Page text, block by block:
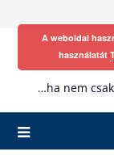
…ha nem
A weboldal
használatát